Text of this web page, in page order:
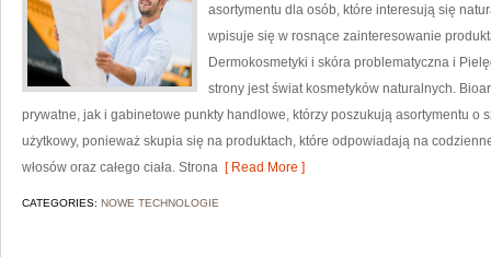
asortymentu dla osób, które interesują się
wpisuje się w rosnące zainteresowanie
Dermokosmetyki i skóra problematyczna i
strony jest świat kosmetyków naturalnych.
prywatne, jak i gabinetowe punkty handlowe, którzy poszukują asortymentu o
użytkowy, ponieważ skupia się na produktach, które odpowiadają na
włosów oraz całego ciała. Strona [ Read More ]
CATEGORIES: NOWE TECHNOLOGIE